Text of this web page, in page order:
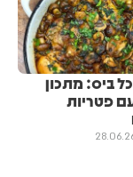
ביס: מתכון
פטריות